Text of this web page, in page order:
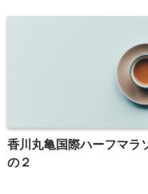
香川丸亀国際ハーフマラ
の２